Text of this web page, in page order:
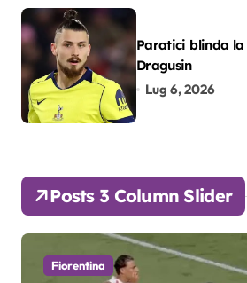
Paratici blinda
Dragusin
Lug 6, 2026
Posts 3 Column Slider
Fiorentina